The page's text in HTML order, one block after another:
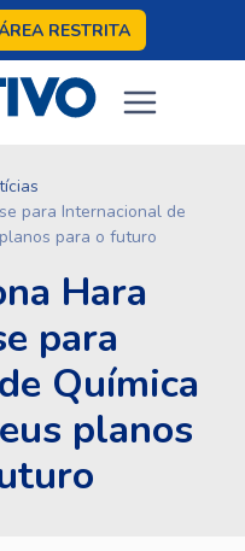
RESTRITA
para Internacional de
para o futuro
Hara
para
Química
planos